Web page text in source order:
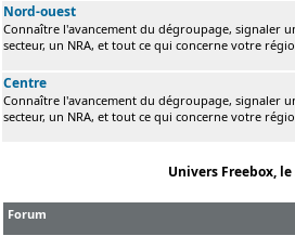
Nord-ouest
Connaître l'avancement du dégroupage, signaler
secteur, un NRA, et tout ce qui concerne votre
Centre
Connaître l'avancement du dégroupage, signaler
secteur, un NRA, et tout ce qui concerne votre
Univers Freebox,
Forum